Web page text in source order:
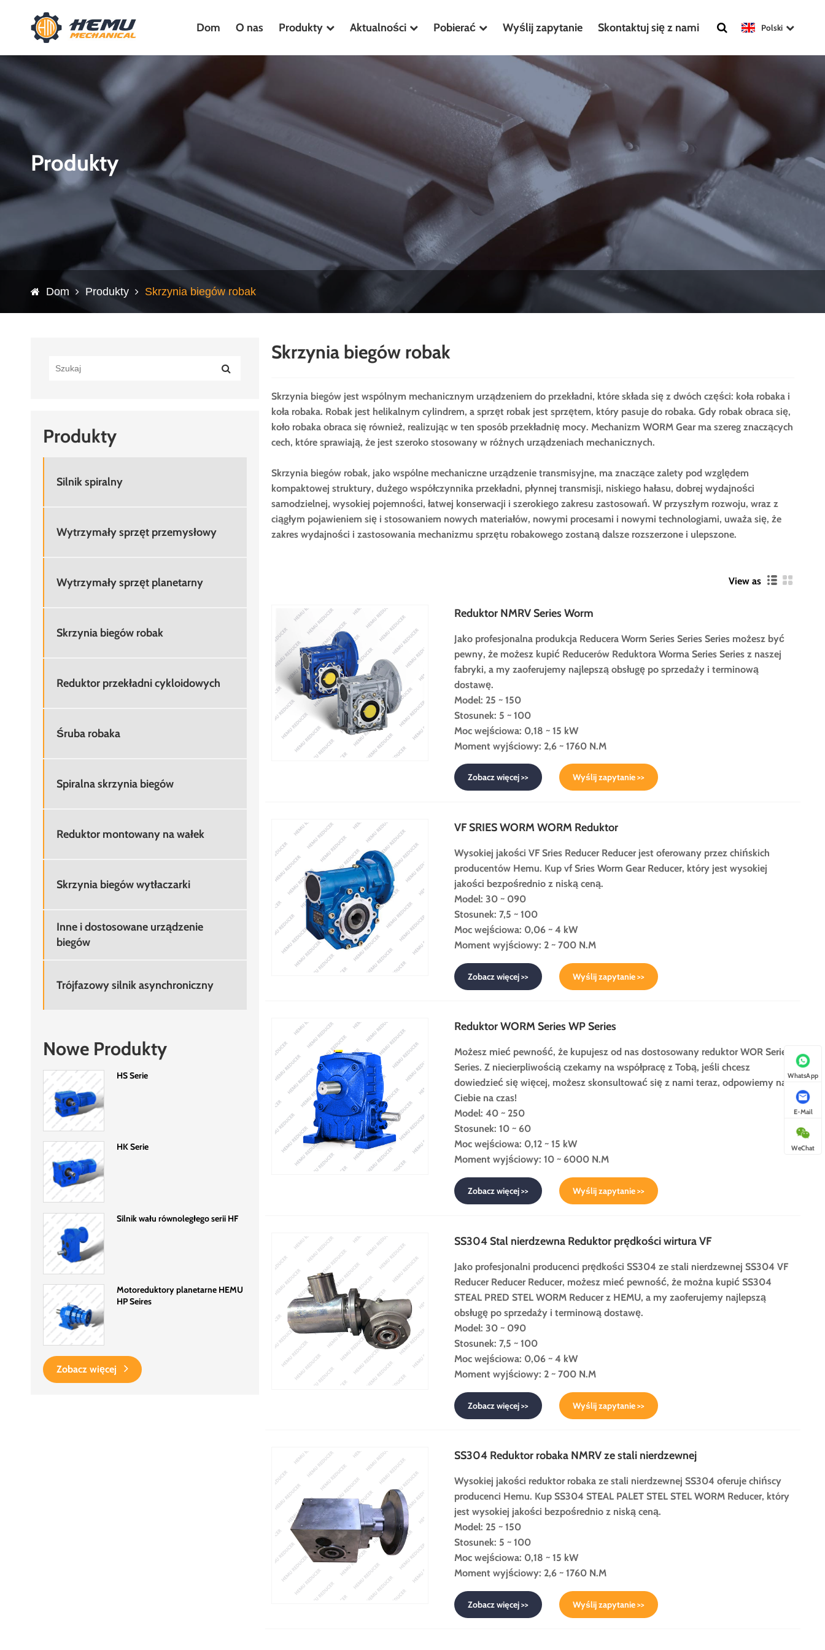
Dom O nas Produkty Aktualności Pobierać Wyślij zapytanie Skontaktuj się z nami Polski
Produkty
Dom Produkty Skrzynia biegów robak
Produkty
Silnik spiralny
Wytrzymały sprzęt przemysłowy
Wytrzymały sprzęt planetarny
Skrzynia biegów robak
Reduktor przekładni cykloidowych
Śruba robaka
Spiralna skrzynia biegów
Reduktor montowany na wałek
Skrzynia biegów wytłaczarki
Inne i dostosowane urządzenie
biegów
Trójfazowy silnik asynchroniczny
Nowe Produkty
HS Serie
HK Serie
Silnik wału równoległego serii HF
Motoreduktory planetarne HEMU
HP Seires
Zobacz więcej
Skrzynia biegów robak
Skrzynia biegów jest wspólnym mechanicznym urządzeniem do przekładni, które składa się z dwóch części: koła robaka i
koła robaka. Robak jest helikalnym cylindrem, a sprzęt robak jest sprzętem, który pasuje do robaka. Gdy robak obraca się,
koło robaka obraca się również, realizując w ten sposób przekładnię mocy. Mechanizm WORM Gear ma szereg znaczących
cech, które sprawiają, że jest szeroko stosowany w różnych urządzeniach mechanicznych.
Skrzynia biegów robak, jako wspólne mechaniczne urządzenie transmisyjne, ma znaczące zalety pod względem
kompaktowej struktury, dużego współczynnika przekładni, płynnej transmisji, niskiego hałasu, dobrej wydajności
samodzielnej, wysokiej pojemności, łatwej konserwacji i szerokiego zakresu zastosowań. W przyszłym rozwoju, wraz z
ciągłym pojawieniem się i stosowaniem nowych materiałów, nowymi procesami i nowymi technologiami, uważa się, że
zakres wydajności i zastosowania mechanizmu sprzętu robakowego zostaną dalsze rozszerzone i ulepszone.
View as
Reduktor NMRV Series Worm
Jako profesjonalna produkcja Reducera Worm Series Series Series możesz być
pewny, że możesz kupić Reducerów Reduktora Worma Series Series z naszej
fabryki, a my zaoferujemy najlepszą obsługę po sprzedaży i terminową
dostawę.
Model: 25 ~ 150
Stosunek: 5 ~ 100
Moc wejściowa: 0,18 ~ 15 kW
Moment wyjściowy: 2,6 ~ 1760 N.M
Zobacz więcej >> Wyślij zapytanie >>
VF SRIES WORM WORM Reduktor
Wysokiej jakości VF Sries Reducer Reducer jest oferowany przez chińskich
producentów Hemu. Kup vf Sries Worm Gear Reducer, który jest wysokiej
jakości bezpośrednio z niską ceną.
Model: 30 ~ 090
Stosunek: 7,5 ~ 100
Moc wejściowa: 0,06 ~ 4 kW
Moment wyjściowy: 2 ~ 700 N.M
Zobacz więcej >> Wyślij zapytanie >>
Reduktor WORM Series WP Series
Możesz mieć pewność, że kupujesz od nas dostosowany reduktor WOR Series
Series. Z niecierpliwością czekamy na współpracę z Tobą, jeśli chcesz
dowiedzieć się więcej, możesz skonsultować się z nami teraz, odpowiemy na
Ciebie na czas!
Model: 40 ~ 250
Stosunek: 10 ~ 60
Moc wejściowa: 0,12 ~ 15 kW
Moment wyjściowy: 10 ~ 6000 N.M
Zobacz więcej >> Wyślij zapytanie >>
SS304 Stal nierdzewna Reduktor prędkości wirtura VF
Jako profesjonalni producenci prędkości SS304 ze stali nierdzewnej SS304 VF
Reducer Reducer Reducer, możesz mieć pewność, że można kupić SS304
STEAL PRED STEL WORM Reducer z HEMU, a my zaoferujemy najlepszą
obsługę po sprzedaży i terminową dostawę.
Model: 30 ~ 090
Stosunek: 7,5 ~ 100
Moc wejściowa: 0,06 ~ 4 kW
Moment wyjściowy: 2 ~ 700 N.M
Zobacz więcej >> Wyślij zapytanie >>
SS304 Reduktor robaka NMRV ze stali nierdzewnej
Wysokiej jakości reduktor robaka ze stali nierdzewnej SS304 oferuje chińscy
producenci Hemu. Kup SS304 STEAL PALET STEL STEL WORM Reducer, który
jest wysokiej jakości bezpośrednio z niską ceną.
Model: 25 ~ 150
Stosunek: 5 ~ 100
Moc wejściowa: 0,18 ~ 15 kW
Moment wyjściowy: 2,6 ~ 1760 N.M
Zobacz więcej >> Wyślij zapytanie >>
WhatsApp
E-Mail
WeChat